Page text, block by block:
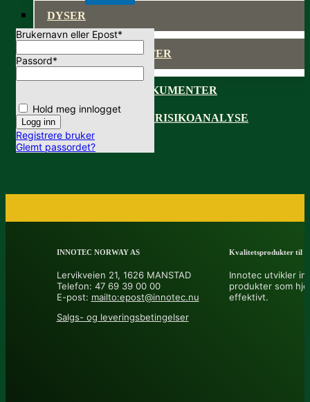
DYSER
DIVERSE PRODUKTER
DATABLADER OG DOKUMENTER
STOFFKARTOTEK OG RISIKOANALYSE
LOGG INN
Brukernavn eller Epost*
Passord*
Hold meg innlogget
Registrere bruker
Glemt passordet?
INNOTEC NORWAY AS
Lervikveien 21, 1626 MANSTAD
Telefon: 47 69 39 00 00
E-post: mailto:epost@innotec.nu
Salgs- og leveringsbetingelser
Kvalitetsprodukter til å
Innotec utvikler
produkter som
effektivt.